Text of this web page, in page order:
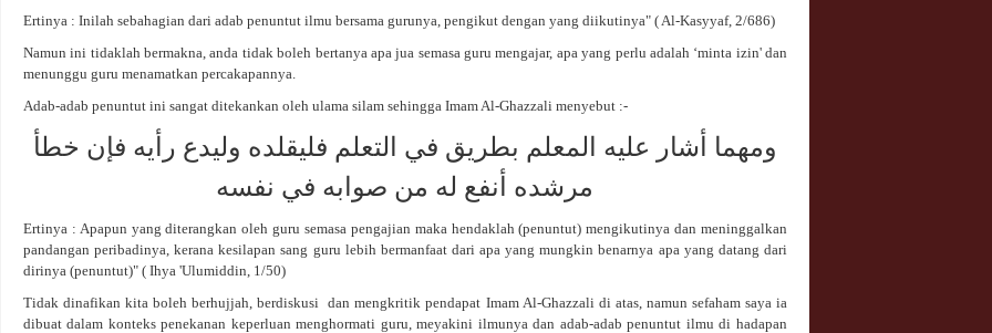
Ertinya : Inilah sebahagian dari adab penuntut ilmu bersama gurunya, pengikut dengan yang diikutinya" ( Al-Kasyyaf, 2/686)
Namun ini tidaklah bermakna, anda tidak boleh bertanya apa jua semasa guru mengajar, apa yang perlu adalah ‘minta izin' dan
menunggu guru menamatkan percakapannya.
Adab-adab penuntut ini sangat ditekankan oleh ulama silam sehingga Imam Al-Ghazzali menyebut :-
ومهما أشار عليه المعلم بطريق في التعلم فليقلده وليدع رأيه فإن خطأ
مرشده أنفع له من صوابه في نفسه
Ertinya : Apapun yang diterangkan oleh guru semasa pengajian maka hendaklah (penuntut) mengikutinya dan meninggalkan
pandangan peribadinya, kerana kesilapan sang guru lebih bermanfaat dari apa yang mungkin benarnya apa yang datang dari
dirinya (penuntut)" ( Ihya 'Ulumiddin, 1/50)
Tidak dinafikan kita boleh berhujjah, berdiskusi dan mengkritik pendapat Imam Al-Ghazzali di atas, namun sefaham saya ia
dibuat dalam konteks penekanan keperluan menghormati guru, meyakini ilmunya dan adab-adab penuntut ilmu di hadapan